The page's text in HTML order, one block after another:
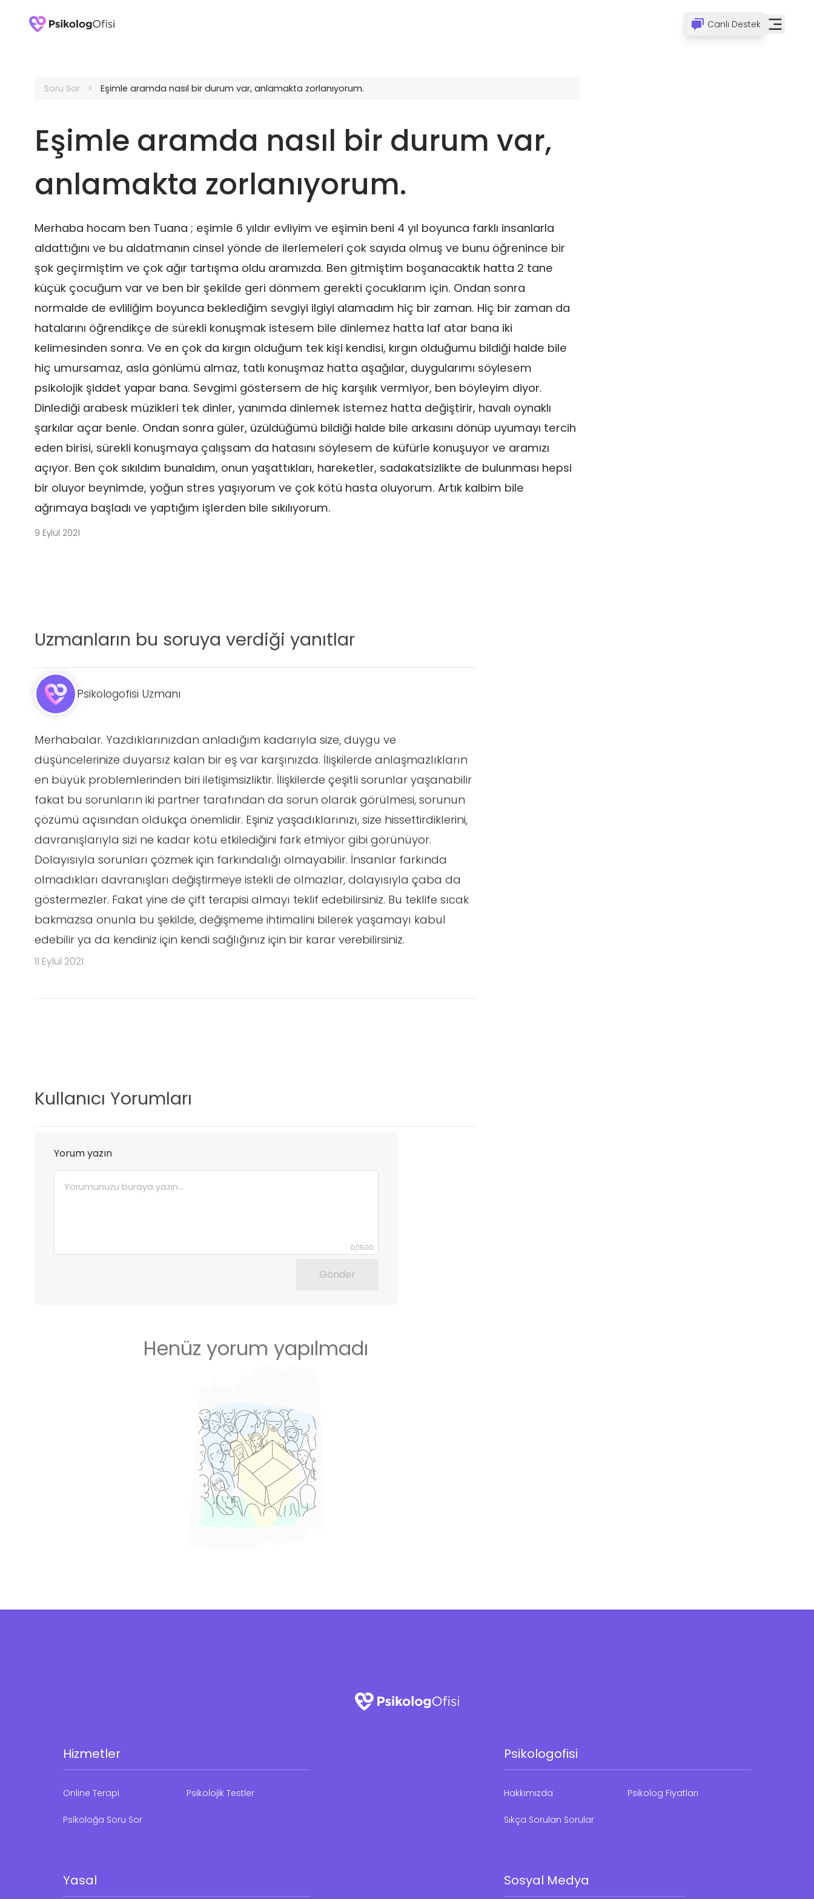
Canlı Destek
Soru Sor Eşimle aramda nasıl bir durum var, anlamakta zorlanıyorum.
Eşimle aramda nasıl bir durum var,
anlamakta zorlanıyorum.
Merhaba hocam ben Tuana ; eşimle 6 yıldır evliyim ve eşimin beni 4 yıl boyunca farklı insanlarla
aldattığını ve bu aldatmanın cinsel yönde de ilerlemeleri çok sayıda olmuş ve bunu öğrenince bir
şok geçirmiştim ve çok ağır tartışma oldu aramızda. Ben gitmiştim boşanacaktık hatta 2 tane
küçük çocuğum var ve ben bir şekilde geri dönmem gerekti çocuklarım için. Ondan sonra
normalde de evliliğim boyunca beklediğim sevgiyi ilgiyi alamadım hiç bir zaman. Hiç bir zaman da
hatalarını öğrendikçe de sürekli konuşmak istesem bile dinlemez hatta laf atar bana iki
kelimesinden sonra. Ve en çok da kırgın olduğum tek kişi kendisi, kırgın olduğumu bildiği halde bile
hiç umursamaz, asla gönlümü almaz, tatlı konuşmaz hatta aşağılar, duygularımı söylesem
psikolojik şiddet yapar bana. Sevgimi göstersem de hiç karşılık vermiyor, ben böyleyim diyor.
Dinlediği arabesk müzikleri tek dinler, yanımda dinlemek istemez hatta değiştirir, havalı oynaklı
şarkılar açar benle. Ondan sonra güler, üzüldüğümü bildiği halde bile arkasını dönüp uyumayı tercih
eden birisi, sürekli konuşmaya çalışsam da hatasını söylesem de küfürle konuşuyor ve aramızı
açıyor. Ben çok sıkıldım bunaldım, onun yaşattıkları, hareketler, sadakatsizlikte de bulunması hepsi
bir oluyor beynimde, yoğun stres yaşıyorum ve çok kötü hasta oluyorum. Artık kalbim bile
ağrımaya başladı ve yaptığım işlerden bile sıkılıyorum.
9 Eylül 2021
Uzmanların bu soruya verdiği yanıtlar
Psikologofisi Uzmanı
Merhabalar. Yazdıklarınızdan anladığım kadarıyla size, duygu ve
düşüncelerinize duyarsız kalan bir eş var karşınızda. İlişkilerde anlaşmazlıkların
en büyük problemlerinden biri iletişimsizliktir. İlişkilerde çeşitli sorunlar yaşanabilir
fakat bu sorunların iki partner tarafından da sorun olarak görülmesi, sorunun
çözümü açısından oldukça önemlidir. Eşiniz yaşadıklarınızı, size hissettirdiklerini,
davranışlarıyla sizi ne kadar kötü etkilediğini fark etmiyor gibi görünüyor.
Dolayısıyla sorunları çözmek için farkındalığı olmayabilir. İnsanlar farkında
olmadıkları davranışları değiştirmeye istekli de olmazlar, dolayısıyla çaba da
göstermezler. Fakat yine de çift terapisi almayı teklif edebilirsiniz. Bu teklife sıcak
bakmazsa onunla bu şekilde, değişmeme ihtimalini bilerek yaşamayı kabul
edebilir ya da kendiniz için kendi sağlığınız için bir karar verebilirsiniz.
11 Eylül 2021
Kullanıcı Yorumları
Yorum yazın
0/1500
Gönder
Henüz yorum yapılmadı
Hizmetler
Online Terapi Psikolojik Testler
Psikoloğa Soru Sor
Psikologofisi
Hakkımızda Psikolog Fiyatları
Sıkça Sorulan Sorular
Yasal Sosyal Medya